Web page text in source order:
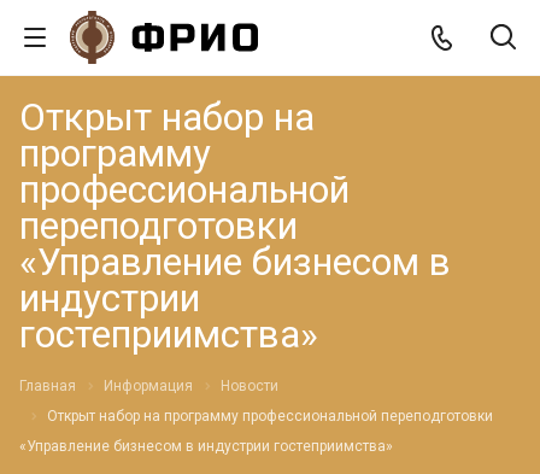
Открыт набор на
программу
профессиональной
переподготовки
«Управление бизнесом в
индустрии
гостеприимства»
Главная Информация
Новости
Открыт набор на программу профессиональной переподготовки
«Управление бизнесом в индустрии гостеприимства»